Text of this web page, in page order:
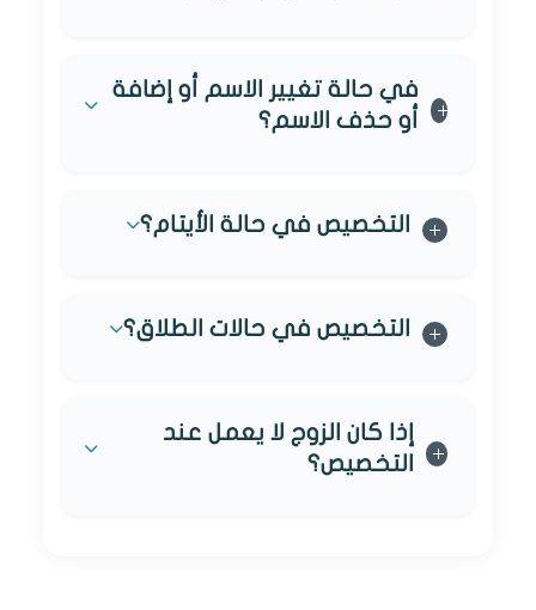
في حالة تغيير الاسم أو إضافة
أو حذف الاسم؟
التخصيص في حالة الأيتام؟
التخصيص في حالات الطلاق؟
إذا كان الزوج لا يعمل عند
التخصيص؟